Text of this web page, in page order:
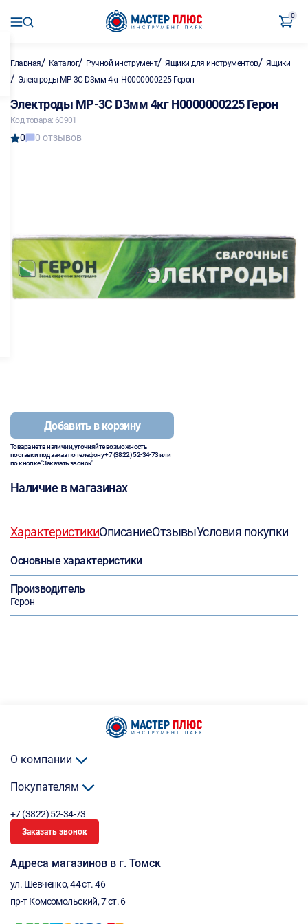
0
Главная/ Каталог/ Ручной инструмент/Ящики для инструментов/ Ящики
/ Электроды МР-3С D3мм 4кг Н0000000225 Герон
Электроды МР-3С D3мм 4кг Н0000000225 Герон
Код товара: 60901
0 0 отзывов
Добавить в корзину
Товара нет в наличии, уточняйте возможность
поставки под заказ по телефону+7 (3822) 52-34-73или
по кнопке "Заказать звонок"
Наличие в магазинах
ХарактеристикиОписаниеОтзывыУсловия покупки
Основные характеристики
Производитель
Герон
О компании
Покупателям
+7 (3822) 52-34-73
Заказать звонок
Адреса магазинов в г. Томск
ул. Шевченко, 44 ст. 46
пр-т Комсомольский, 7 ст. 6